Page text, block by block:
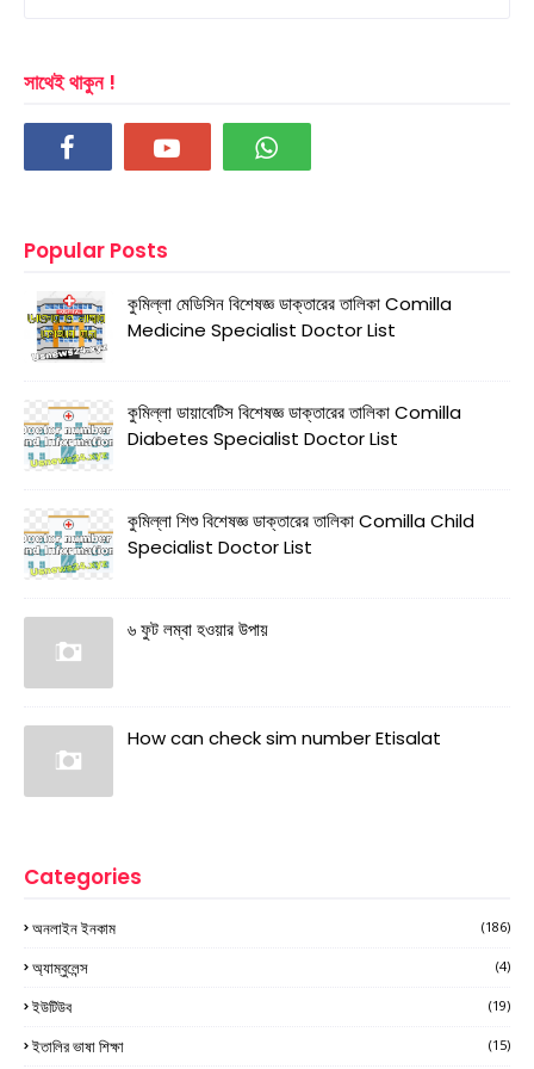
সাথেই থাকুন !
Popular Posts
কুমিল্লা মেডিসিন বিশেষজ্ঞ ডাক্তারের তালিকা Comilla
Medicine Specialist Doctor List
কুমিল্লা ডায়াবেটিস বিশেষজ্ঞ ডাক্তারের তালিকা Comilla
Diabetes Specialist Doctor List
কুমিল্লা শিশু বিশেষজ্ঞ ডাক্তারের তালিকা Comilla Child
Specialist Doctor List
৬ ফুট লম্বা হওয়ার উপায়
How can check sim number Etisalat
Categories
অনলাইন ইনকাম (186)
অ্যাম্বুলেন্স (4)
ইউটিউব (19)
ইতালির ভাষা শিক্ষা (15)